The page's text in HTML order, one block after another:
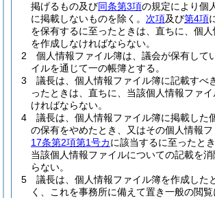
掲げるもの及び同条第3項の規定により個
に掲載しないものを除く。 次項及び第4項
を保有するに至ったときは、直ちに、個
を作成しなければならない。
2
個人情報ファイル簿は、議会が保有して
イルを通じて一の帳簿とする。
3
議長は、個人情報ファイル簿に記載すべ
ったときは、直ちに、当該個人情報ファ
ければならない。
4
議長は、個人情報ファイル簿に掲載した
の保有をやめたとき、又はその個人情報
17条第2項第1号カに該当するに至ったと
当該個人情報ファイルについての記載を
らない。
5
議長は、個人情報ファイル簿を作成した
く、これを事務所に備えて置き一般の閲